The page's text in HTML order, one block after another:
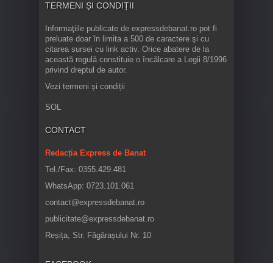
TERMENI ȘI CONDIȚII
Informaţiile publicate de expressdebanat.ro pot fi
preluate doar în limita a 500 de caractere şi cu
citarea sursei cu link activ. Orice abatere de la
această regulă constituie o încălcare a Legii 8/1996
privind dreptul de autor.
Vezi termeni și condiții
SOL
CONTACT
Redacția Express de Banat
Tel./Fax: 0355.429.481
WhatsApp: 0723.101.061
contact@expressdebanat.ro
publicitate@expressdebanat.ro
Reșița, Str. Făgărașului Nr. 10